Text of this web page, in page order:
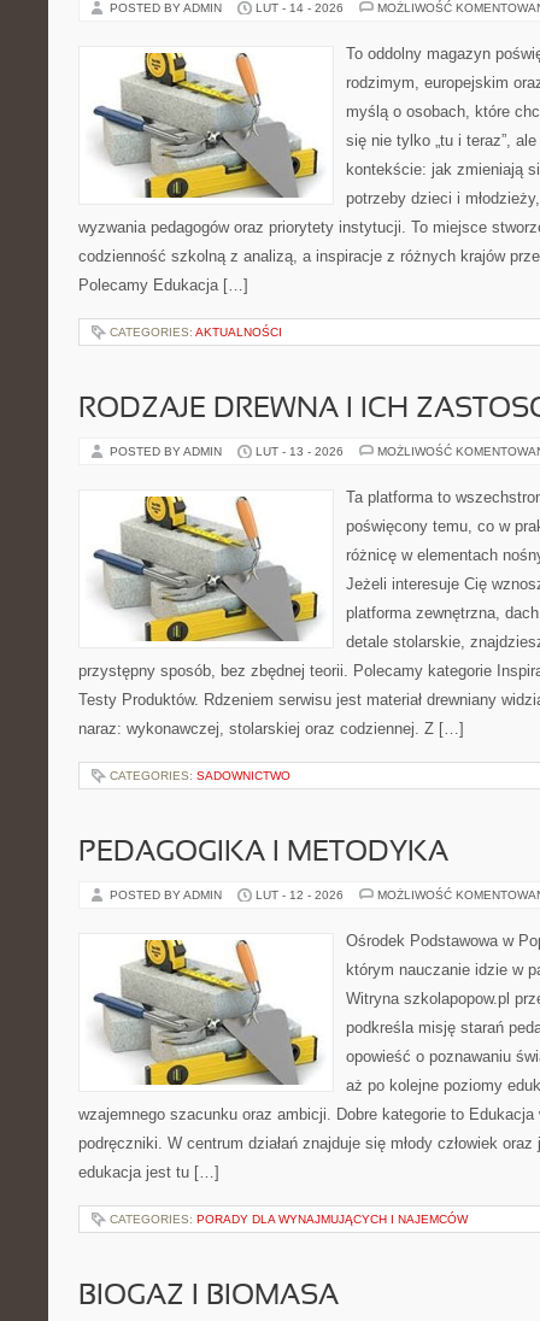
POSTED BY ADMIN LUT - 14 - 2026 MOŻLIWOŚĆ
To oddolny magazyn
rodzimym, europejskim
myślą o osobach, które
się nie tylko „tu i teraz”,
kontekście: jak zmieniają
potrzeby dzieci i
wyzwania pedagogów oraz priorytety instytucji. To miejsce
codzienność szkolną z analizą, a inspiracje z różnych krajów
Polecamy Edukacja […]
CATEGORIES: AKTUALNOŚCI
RODZAJE DREWNA I ICH
POSTED BY ADMIN LUT - 13 - 2026 MOŻLIWOŚĆ
Ta platforma to
poświęcony temu, co w
różnicę w elementach
Jeżeli interesuje Cię
platforma zewnętrzna,
detale stolarskie,
przystępny sposób, bez zbędnej teorii. Polecamy kategorie
Testy Produktów. Rdzeniem serwisu jest materiał drewniany
naraz: wykonawczej, stolarskiej oraz codziennej. Z […]
CATEGORIES: SADOWNICTWO
PEDAGOGIKA I METODYKA
POSTED BY ADMIN LUT - 12 - 2026 MOŻLIWOŚĆ
Ośrodek Podstawowa w
którym nauczanie idzie w
Witryna szkolapopow.pl
podkreśla misję starań
opowieść o poznawaniu
aż po kolejne poziomy
wzajemnego szacunku oraz ambicji. Dobre kategorie to
podręczniki. W centrum działań znajduje się młody człowiek
edukacja jest tu […]
CATEGORIES: PORADY DLA WYNAJMUJĄCYCH I NAJEMCÓW
BIOGAZ I BIOMASA